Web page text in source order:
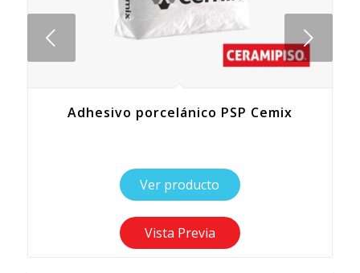
Adhesivo porcelánico PSP Cemix
Ver producto
Vista Previa
Posterior